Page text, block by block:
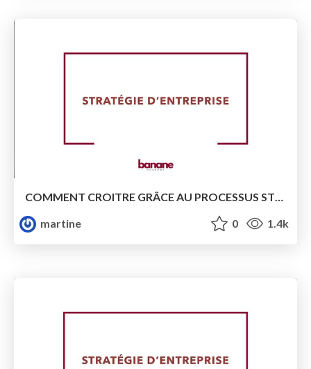
COMMENT CROITRE GRÂCE AU PROCESSUS STP?
martine
0 1.4k